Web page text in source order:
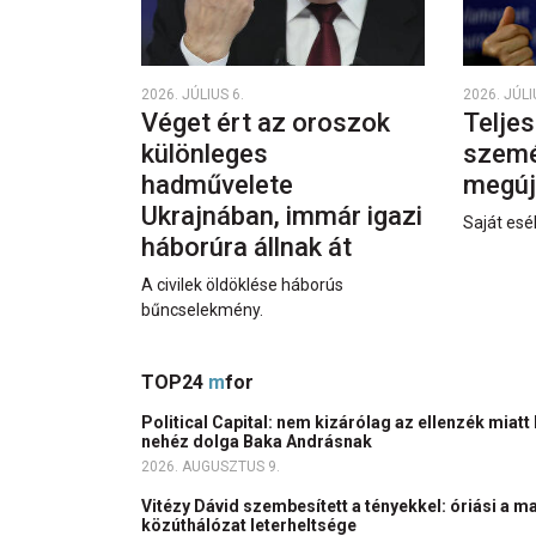
2026. JÚLIUS 6.
Véget ért az oroszok
különleges
hadművelete
Ukrajnában, immár igazi
háborúra állnak át
A civilek öldöklése háborús
bűncselekmény.
2026.
Saját
TOP24 mfor
Political Capital: nem kizárólag az ellenzék miatt
nehéz dolga Baka Andrásnak
2026. AUGUSZTUS 9.
Vitézy Dávid szembesített a tényekkel: óriási a
közúthálózat leterheltsége